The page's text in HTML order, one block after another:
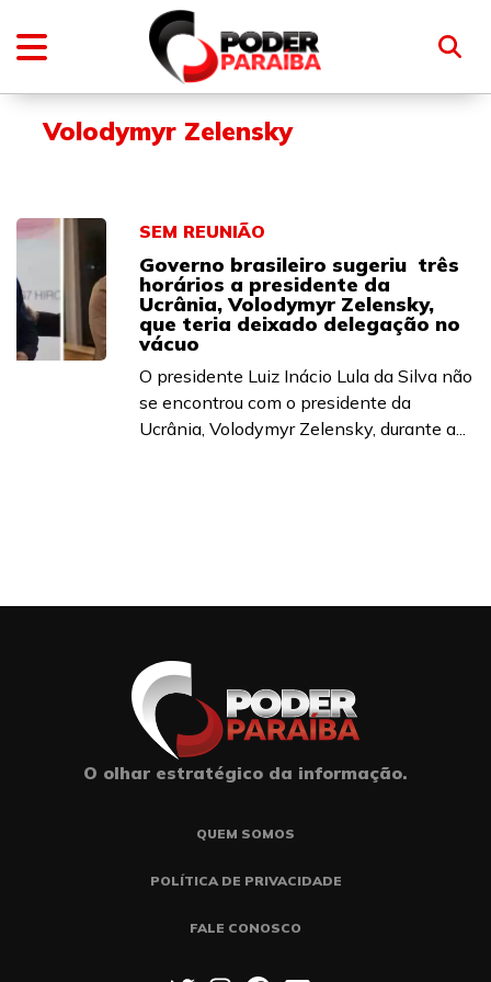
Volodymyr Zelensky
SEM REUNIÃO
Governo brasileiro sugeriu três
horários a presidente da
Ucrânia, Volodymyr Zelensky,
que teria deixado delegação no
vácuo
O presidente Luiz Inácio Lula da Silva não
se encontrou com o presidente da
Ucrânia, Volodymyr Zelensky, durante a...
O olhar estratégico da informação.
QUEM SOMOS
POLÍTICA DE PRIVACIDADE
FALE CONOSCO